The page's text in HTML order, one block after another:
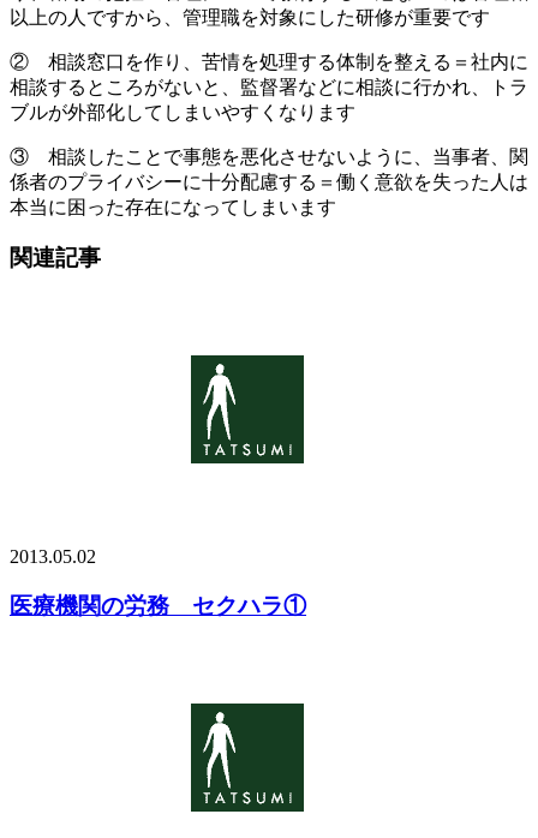
以上の人ですから、管理職を対象にした研修が重要です
② 相談窓口を作り、苦情を処理する体制を整える＝社内に
相談するところがないと、監督署などに相談に行かれ、トラ
ブルが外部化してしまいやすくなります
③ 相談したことで事態を悪化させないように、当事者、関
係者のプライバシーに十分配慮する＝働く意欲を失った人は
本当に困った存在になってしまいます
関連記事
2013.05.02
医療機関の労務 セクハラ①